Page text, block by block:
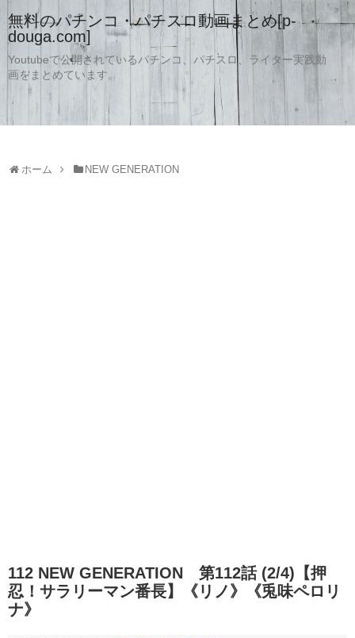
無料のパチンコ・パチスロ動画まとめ[p-
douga.com]
Youtubeで公開されているパチンコ、パチスロ、ライター実践動
画をまとめています。
ホーム NEW GENERATION
112 NEW GENERATION 第112話 (2/4)【押
忍！サラリーマン番長】《リノ》《兎味ペロリ
ナ》